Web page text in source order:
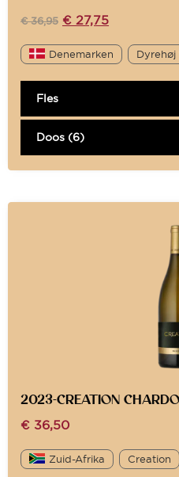
€36,95 € 27,75
Denemarken
Fles
Doos (6)
2023-CREATION
€ 36,50
Zuid-Afrika Creation